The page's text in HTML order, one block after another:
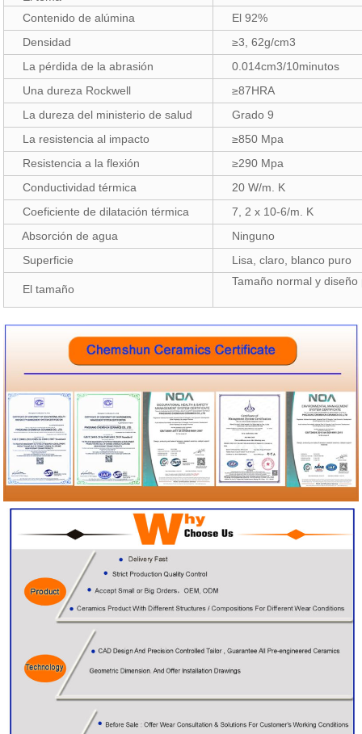
Contenido de alúmina
El 92%
Densidad
≥3, 62g/cm3
La pérdida de la abrasión
0.014cm3/10minutos
Una dureza Rockwell
≥87HRA
La dureza del ministerio de salud
Grado 9
La resistencia al impacto
≥850 Mpa
Resistencia a la flexión
≥290 Mpa
Conductividad térmica
20 W/m. K
Coeficiente de dilatación térmica
7, 2 x 10-6/m. K
Absorción de agua
Ninguno
Superficie
Lisa, claro, blanco puro
El tamaño
Tamaño normal y